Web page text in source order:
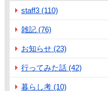
staff3 (110)
雑記 (76)
お知らせ (23)
行ってみた話 (42)
暮らし考 (10)